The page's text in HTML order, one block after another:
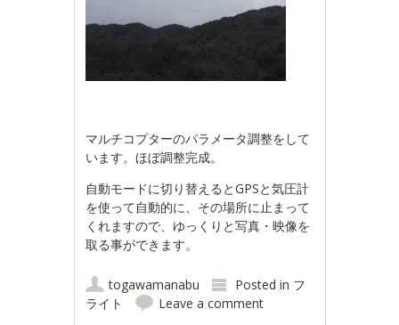
マルチコプターのパラメータ調整をして
います。ほぼ調整完成。
自動モードに切り替えるとGPSと気圧計
を使って自動的に、その場所に止まって
くれますので、ゆっくりと写真・映像を
取る事ができます。
togawamanabu Posted in フ
ライト
Leave a comment